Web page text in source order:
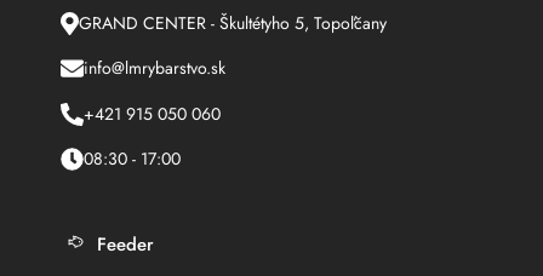
GRAND CENTER - Škultétyho 5, Topoľčany
info@lmrybarstvo.sk
+421 915 050 060
08:30 - 17:00
Feeder